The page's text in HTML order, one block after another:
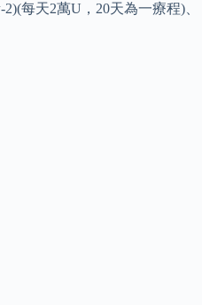
每天2萬U，20天為一療程)、